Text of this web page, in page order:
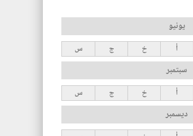
يونيو
أ خ ج س
سبتمبر
أ خ ج س
ديسمبر